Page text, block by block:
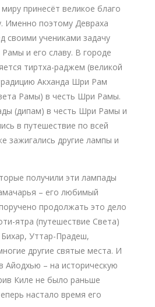
принесёт великое благо
Именно поэтому Девраха
своими учениками задачу
и его славу. В городе
тиртха-раджем (великой
Акханда Шри Рам
Рамы) в честь Шри Рамы.
(дипам) в честь Шри Рамы и
в путешествие по всей
зажигались другие лампы и
получили эти лампады
– его любимый
продолжать это дело
ятра (путешествие Света)
Уттар-Прадеш,
другие святые места. И
Айодхью – на историческую
Киле не было раньше
настало время его